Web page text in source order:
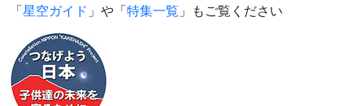
「星空ガイド 」や「特集一覧 」もご覧ください